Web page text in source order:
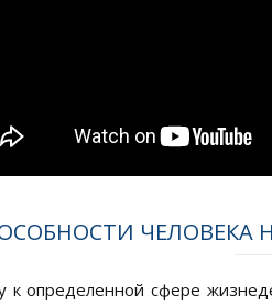
ЧЕЛОВЕКА
к определенной сфере